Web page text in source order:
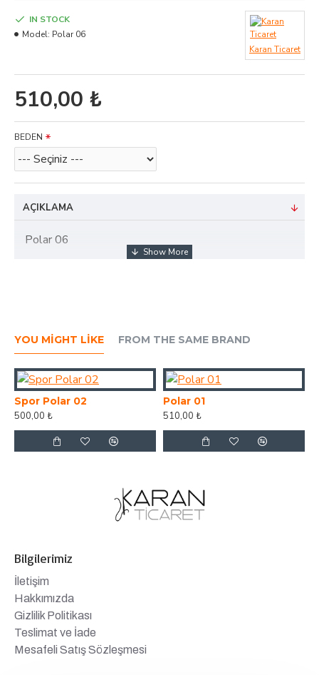
510,00 ₺
IN STOCK
Model: Polar 06
Karan Ticaret
BEDEN
AÇIKLAMA
Polar 06
YOU MIGHT LIKE FROM THE SAME BRAND
Spor Polar 02
500,00 ₺
Polar 01
510,00 ₺
Bilgilerimiz
İletişim
Hakkımızda
Gizlilik Politikası
Teslimat ve İade
Mesafeli Satış Sözleşmesi